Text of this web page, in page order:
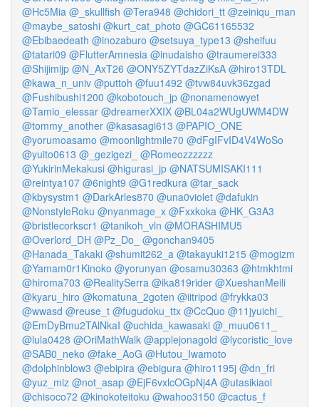
@Hc5Mia @_skullfish @Tera948 @chidori_tt @zeiniqu_man
@maybe_satoshi @kurt_cat_photo @GC61165532
@Ebibaedeath @inozaburo @setsuya_type13 @sheifuu
@tatari09 @FlutterAmnesia @inudaisho @traumerei333
@Shijimijp @N_AxT26 @ONY5ZYTdazZiKsA @hiro13TDL
@kawa_n_univ @puttoh @fuu1492 @tvw84uvk36zgad
@Fushibushi1200 @kobotouch_jp @nonamenowyet
@Tamio_elessar @dreamerXXIX @BL04a2WUgUWM4DW
@tommy_another @kasasagi613 @PAPIO_ONE
@yorumoasamo @moonlightmile70 @dFgIFvID4V4WoSo
@yuito0613 @_gezigezi_ @Romeozzzzzz
@YukirinMekakusi @higurasi_jp @NATSUMISAKI111
@reintya107 @6night9 @G1redkura @tar_sack
@kbysystm1 @DarkArles870 @una0violet @dafukin
@NonstyleRoku @nyanmage_x @Fxxkoka @HK_G3A3
@bristlecorkscr1 @tanikoh_vln @MORASHIMU5
@Overlord_DH @Pz_Do_
@gonchan9405
@Hanada_Takaki @shumit262_a @takayuki1215 @mogizm
@Yamam0r1Kinoko @yorunyan @osamu30363 @htmkhtmi
@hiroma703 @RealitySerra @ika819rider @XueshanMeili
@kyaru_hiro @komatuna_2goten @iitripod @frykka03
@wwasd @reuse_t @fugudoku_ttx @CcQuo @11jyuichi_
@EmDyBmu2TAlNkaI @uchida_kawasaki @_muu0611_
@lula0428 @OriMathWalk @applejonagold @lycoristic_love
@SAB0_neko @fake_AoG @Hutou_Iwamoto
@dolphinblow3 @ebipira @ebigura @hiro1195j @dn_fri
@yuz_miz @not_asap @EjF6vxlcOGpNj4A @utasikiaoi
@chisoco72 @kinokoteitoku @wahoo3150 @cactus_f